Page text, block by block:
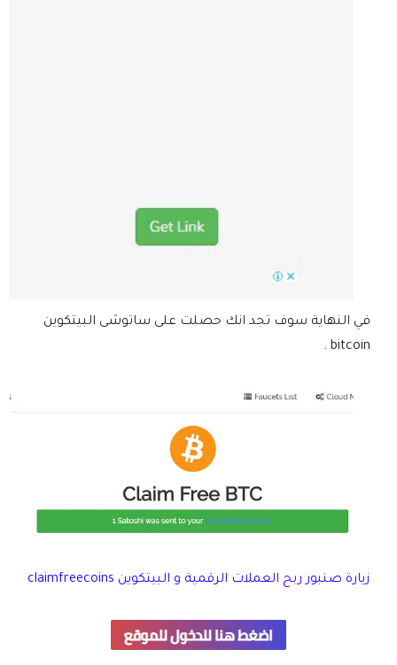
في النهاية سوف تجد انك حصلت على ساتوشى البيتكوين
bitcoin .
زيارة صنبور ربح العملات الرقمية و البيتكوين claimfreecoins